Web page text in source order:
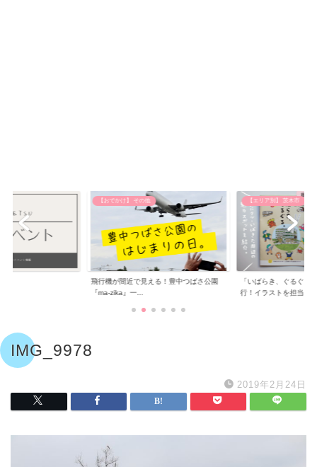
【おでかけ】 その他
飛行機が間近で見える！豊中つばさ公園
『ma-zika』一...
【エリア別】 茨木市
「いばらき、ぐるぐる
行！イラストを担当...
IMG_9978
2019年2月24日